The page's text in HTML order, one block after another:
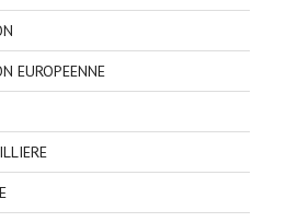
EUROPEENNE